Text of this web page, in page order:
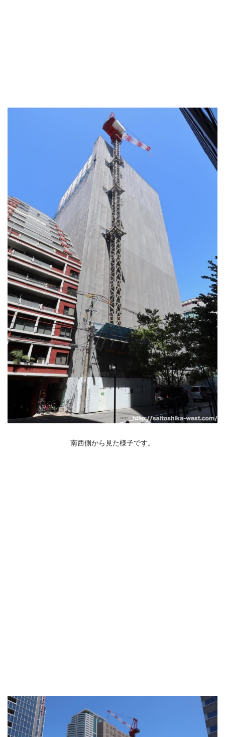
南西側から見た様子です。